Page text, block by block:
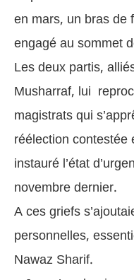
en mars, un bras
engagé au sommet
Les deux partis,
Musharraf, lui
magistrats qui
réélection contestée
instauré l’état
novembre dernier.
A ces griefs
personnelles,
Nawaz Sharif.